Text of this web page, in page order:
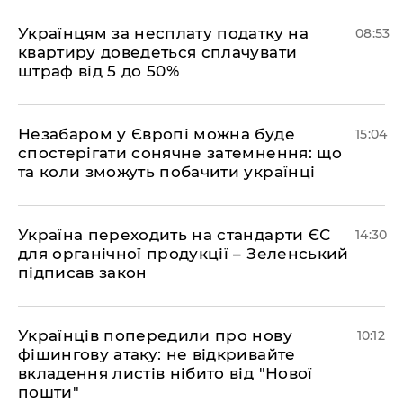
Українцям за несплату податку на
квартиру доведеться сплачувати
штраф від 5 до 50%
08:53
​Незабаром у Європі можна буде
спостерігати сонячне затемнення: що
та коли зможуть побачити українці
15:04
​Україна переходить на стандарти ЄС
для органічної продукції – Зеленський
підписав закон
14:30
Українців попередили про нову
фішингову атаку: не відкривайте
вкладення листів нібито від "Нової
пошти"
10:12